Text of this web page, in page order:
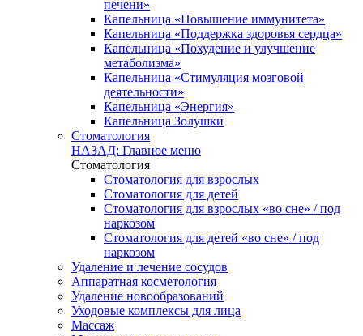
печени»
Капельница «Повышение иммунитета»
Капельница «Поддержка здоровья сердца»
Капельница «Похудение и улучшение
метаболизма»
Капельница «Стимуляция мозговой
деятельности»
Капельница «Энергия»
Капельница Золушки
Стоматология
НАЗАД: Главное меню
Стоматология
Стоматология для взрослых
Стоматология для детей
Стоматология для взрослых «во сне» / под
наркозом
Стоматология для детей «во сне» / под
наркозом
Удаление и лечение сосудов
Аппаратная косметология
Удаление новообразований
Уходовые комплексы для лица
Массаж